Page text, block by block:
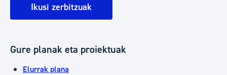
Ikusi zerbitzuak
Gure planak eta proiektuak
Elurrak plana